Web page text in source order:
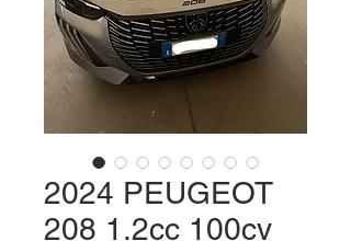
2024 PEUGEOT
208 1.2cc 100cv